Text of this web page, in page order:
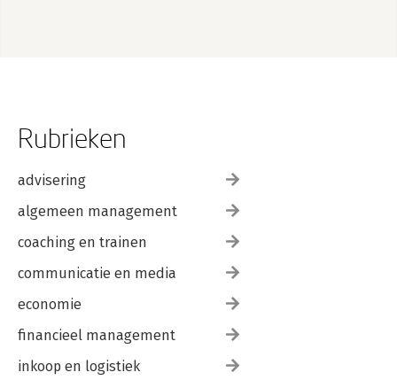
Rubrieken
advisering
algemeen management
coaching en trainen
communicatie en media
economie
financieel management
inkoop en logistiek